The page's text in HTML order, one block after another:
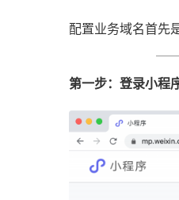
配置业务域名首先
第一步：登录小程